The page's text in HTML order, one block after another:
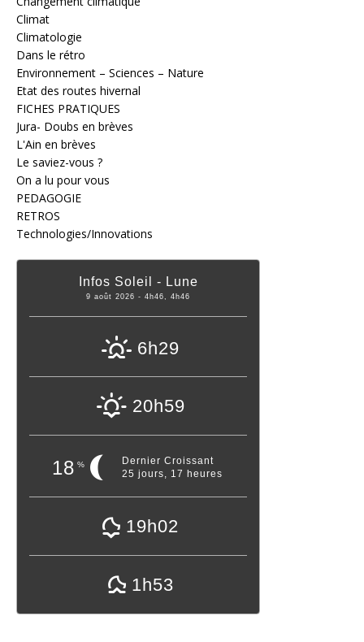
Climat
Climatologie
Dans le rétro
Environnement – Sciences – Nature
Etat des routes hivernal
FICHES PRATIQUES
Jura- Doubs en brèves
L'Ain en brèves
Le saviez-vous ?
On a lu pour vous
PEDAGOGIE
RETROS
Technologies/Innovations
Infos Soleil - Lune
9 août 2026 - 4h46, 4h46
6h29
20h59
18 %
Dernier Croissant
25 jours, 17 heures
19h02
1h53